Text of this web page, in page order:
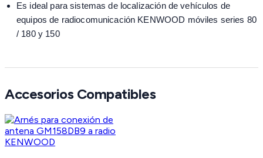
Es ideal para sistemas de localización de vehículos de
equipos de radiocomunicación KENWOOD móviles series 80
/ 180 y 150
Accesorios Compatibles
KENWOOD